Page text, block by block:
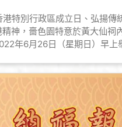
港特別行政區成立日、弘揚傳
神，嗇色園特意於黃大仙祠
年6月26日（星期日）早上